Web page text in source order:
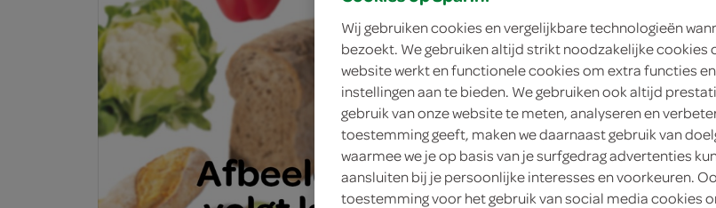
Lokale
Lokale Bakker
3.
84
1 Stuks
in winkelmand
Wij gebruiken cookies en vergelijkbare technologieën
bezoekt. We gebruiken altijd strikt noodzakelijke cookies
website werkt en functionele cookies om extra functies
instellingen aan te bieden. We gebruiken ook altijd
gebruik van onze website te meten, analyseren en
toestemming geeft, maken we daarnaast gebruik van
waarmee we je op basis van je surfgedrag advertenties
aansluiten bij je persoonlijke interesses en voorkeuren.
toestemming voor het gebruik van social media cookies